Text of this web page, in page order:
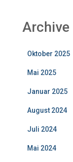
Archive
Oktober 2025
Mai 2025
Januar 2025
August 2024
Juli 2024
Mai 2024